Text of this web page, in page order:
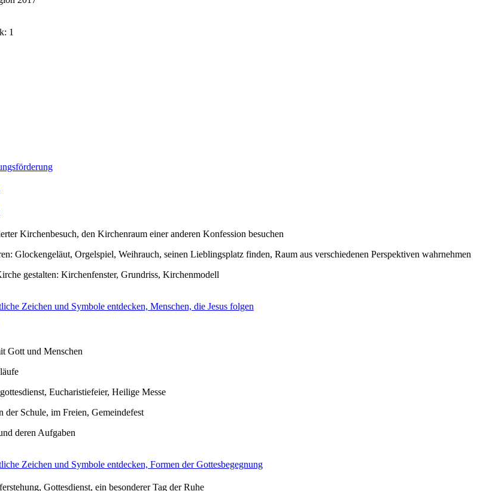
1
Kirchenbesuch, den Kirchenraum einer anderen Konfession besuchen
Glockengeläut, Orgelspiel, Weihrauch, seinen Lieblingsplatz finden, Raum aus verschiedenen Perspektiven wahrnehmen
gestalten: Kirchenfenster, Grundriss, Kirchenmodell
Zeichen und Symbole entdecken, Menschen, die Jesus folgen
Gott und Menschen
Eucharistiefeier, Heilige Messe
der Schule, im Freien, Gemeindefest
deren Aufgaben
Zeichen und Symbole entdecken, Formen der Gottesbegegnung
Gottesdienst, ein besonderer Tag der Ruhe